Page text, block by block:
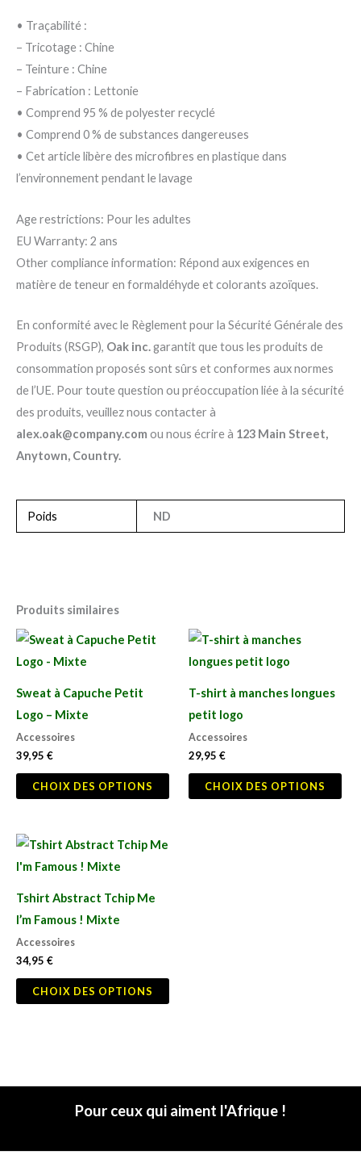
• Traçabilité :
– Tricotage : Chine
– Teinture : Chine
– Fabrication : Lettonie
• Comprend 95 % de polyester recyclé
• Comprend 0 % de substances dangereuses
• Cet article libère des microfibres en plastique dans
l’environnement pendant le lavage
Age restrictions: Pour les adultes
EU Warranty: 2 ans
Other compliance information: Répond aux exigences en
matière de teneur en formaldéhyde et colorants azoïques.
En conformité avec le Règlement pour la Sécurité Générale des
Produits (RSGP), Oak inc.garantit que tous les produits de
consommation proposés sont sûrs et conformes aux normes
de l’UE. Pour toute question ou préoccupation liée à la sécurité
des produits, veuillez nous contacter à
alex.oak@company.com ou nous écrire à 123 Main Street,
Anytown, Country.
Poids ND
Produits similaires
Sweat à Capuche Petit
Logo – Mixte
Accessoires
39,95 €
CHOIX DES OPTIONS
produit
variations.
peuvent
T-shirt à manches longues
petit logo
Accessoires
29,95 €
CHOIX DES OPTIONS
Tshirt Abstract Tchip Me
I’m Famous ! Mixte
Accessoires
34,95 €
CHOIX DES OPTIONS
la
page
produit
Pour ceux qui aiment l'Afrique !